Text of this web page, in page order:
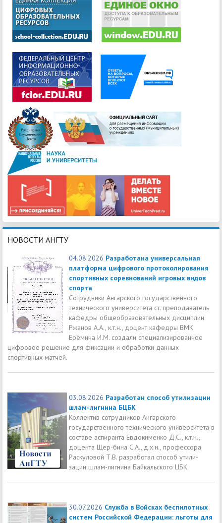
НОВОСТИ АНГТУ
04.08.2026 Разработана универсальная
платформа цифрового протоколирования
спортивных соревнований игровых видов
спорта
Сотрудники Ангарского государственного
технического университета ст. преподаватель
кафедры общеобразовательных дисциплин
Ржанов А.А., к.т.н., доцент кафедры ВМК
Ерёмина И.М. создали специализированное
цифровое решение для фиксации и обработки данных
спортивных матчей.
03.08.2026 Разработан способ утилизации
шлам-лигнина БЦБК
Коллектив сотрудников Ангарского
государственного технического университета в
составе аспиранта Евдокименко Д.С., к.т.н.,
доцента Щер-бина С.А., д.х.н., профессора
Раскуловой Т.В. разработал способ утили-
зации шлам-лигнина Байкальского ЦБК.
30.07.2026 Служба в Войсках беспилотных
систем Российской Федерации: льготы для